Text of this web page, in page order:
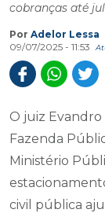
cobranças até
Por Adelor Lessa
09/07/2025 - 11:53
O juiz Evandro
Fazenda
Ministério
civil pública